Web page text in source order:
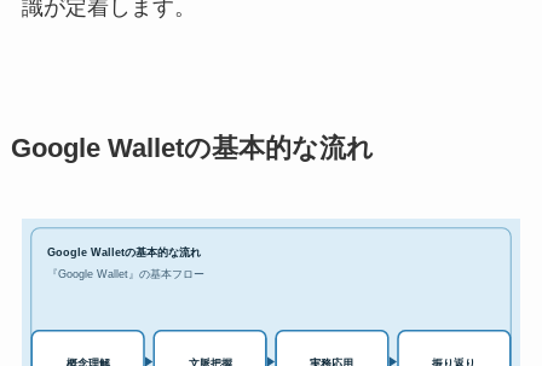
識が定着します。
Google Walletの基本的な流れ
Google Walletの基本的な流れ
『Google Wallet』の基本フロー
概念理解 文脈把握 実務応用 振り返り